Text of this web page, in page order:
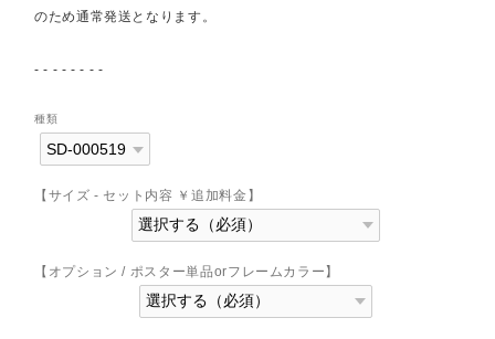
のため通常発送となります。
- - - - - - - -
種類
【サイズ - セット内容 ￥追加料金】
【オプション / ポスター単品orフレームカラー】